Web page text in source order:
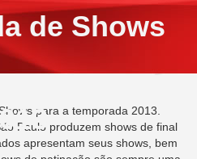
de Shows
para a temporada 2013.
Paulo produzem shows de final
apresentam seus shows, bem